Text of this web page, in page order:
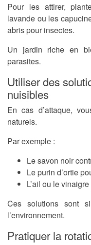
Pour les attirer,
lavande ou les
abris pour insectes.
Un jardin riche en
parasites.
Utiliser des
nuisibles
En cas d’attaque,
naturels.
Par exemple :
Le savon noir
Le purin d’ortie
L’ail ou le
Ces solutions sont
l’environnement.
Pratiquer la